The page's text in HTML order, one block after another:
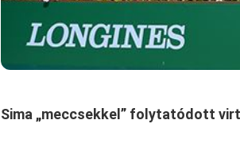
Sima „meccsekkel” folytatódott